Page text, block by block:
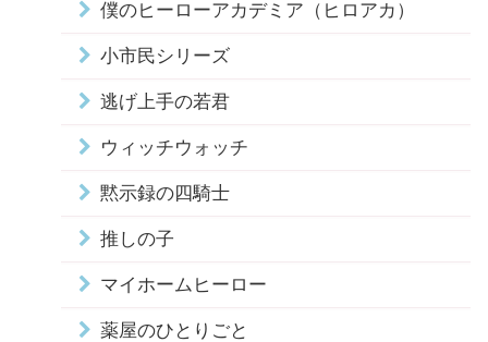
僕のヒーローアカデミア（ヒロアカ）
小市民シリーズ
逃げ上手の若君
ウィッチウォッチ
黙示録の四騎士
推しの子
マイホームヒーロー
薬屋のひとりごと